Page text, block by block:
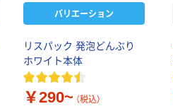
バリエーション
リスパック 発泡どんぶり
ホワイト本体
￥290~ （税込）